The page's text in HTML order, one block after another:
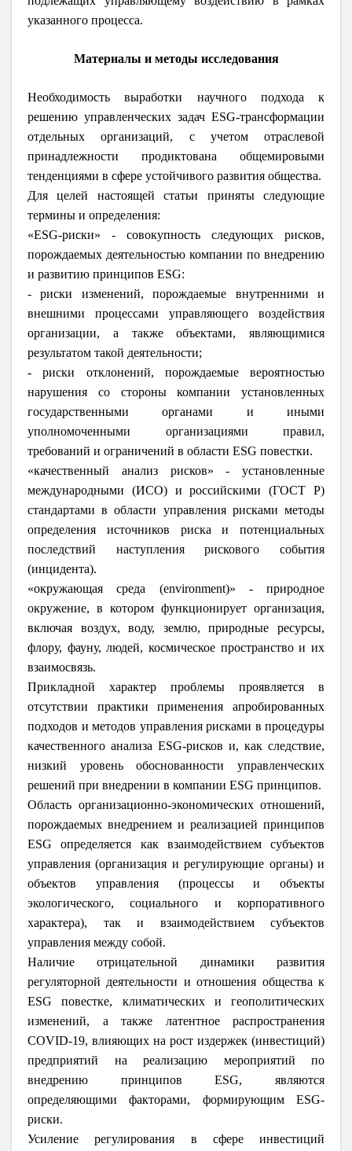
указанного процесса.
Материалы и методы исследования
Необходимость выработки научного подхода к
решению управленческих задач ESG-трансформации
отдельных организаций, с учетом отраслевой
принадлежности продиктована общемировыми
тенденциями в сфере устойчивого развития общества.
Для целей настоящей статьи приняты следующие
термины и определения:
«ESG-риски» - совокупность следующих рисков,
порождаемых деятельностью компании по внедрению
и развитию принципов ESG:
- риски изменений, порождаемые внутренними и
внешними процессами управляющего воздействия
организации, а также объектами, являющимися
результатом такой деятельности;
- риски отклонений, порождаемые вероятностью
нарушения со стороны компании установленных
государственными органами и иными
уполномоченными организациями правил,
требований и ограничений в области ESG повестки.
«качественный анализ рисков» - установленные
международными (ИСО) и российскими (ГОСТ Р)
стандартами в области управления рисками методы
определения источников риска и потенциальных
последствий наступления рискового события
(инцидента).
«окружающая среда (environment)» - природное
окружение, в котором функционирует организация,
включая воздух, воду, землю, природные ресурсы,
флору, фауну, людей, космическое пространство и их
взаимосвязь.
Прикладной характер проблемы проявляется в
отсутствии практики применения апробированных
подходов и методов управления рисками в процедуры
качественного анализа ESG-рисков и, как следствие,
низкий уровень обоснованности управленческих
решений при внедрении в компании ESG принципов.
Область организационно-экономических отношений,
порождаемых внедрением и реализацией принципов
ESG определяется как взаимодействием субъектов
управления (организация и регулирующие органы) и
объектов управления (процессы и объекты
экологического, социального и корпоративного
характера), так и взаимодействием субъектов
управления между собой.
Наличие отрицательной динамики развития
регуляторной деятельности и отношения общества к
ESG повестке, климатических и геополитических
изменений, а также латентное распространения
COVID-19, влияющих на рост издержек (инвестиций)
предприятий на реализацию мероприятий по
внедрению принципов ESG, являются
определяющими факторами, формирующим ESG-
риски.
Усиление регулирования в сфере инвестиций